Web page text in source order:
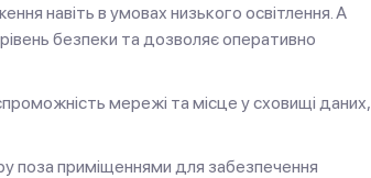
навіть в умовах низького освітлення. А
безпеки та дозволяє оперативно
мережі та місце у сховищі даних,
поза приміщеннями для забезпечення